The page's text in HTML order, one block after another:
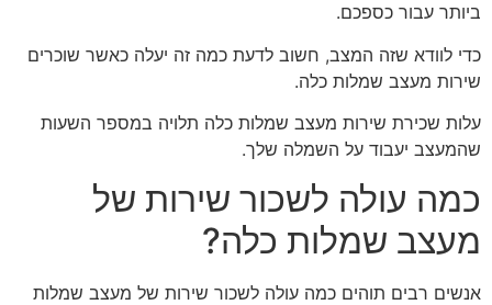
ביותר עבור כספכם.
כדי לוודא שזה המצב, חשוב לדעת כמה זה יעלה כאשר שוכרים
שירות מעצב שמלות כלה.
עלות שכירת שירות מעצב שמלות כלה תלויה במספר השעות
שהמעצב יעבוד על השמלה שלך.
כמה עולה לשכור שירות של
מעצב שמלות כלה?
אנשים רבים תוהים כמה עולה לשכור שירות של מעצב שמלות